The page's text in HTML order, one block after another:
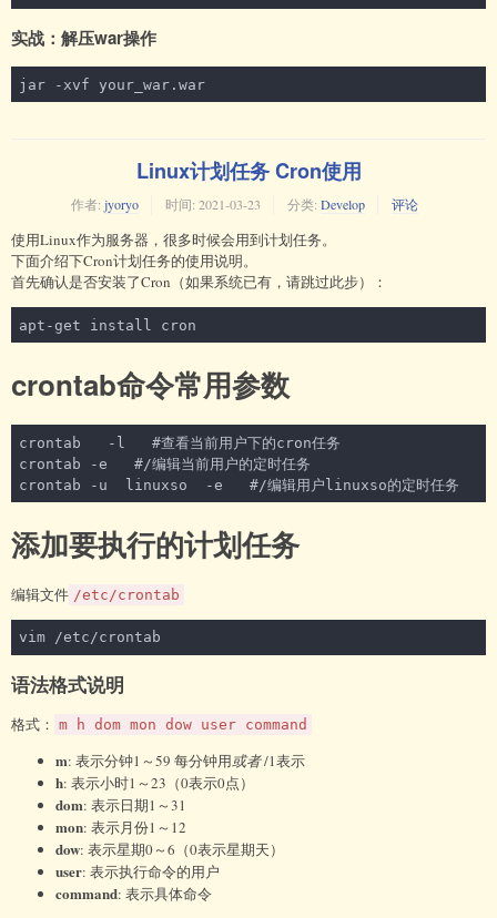
实战：解压war操作
jar -xvf your_war.war
Linux计划任务 Cron使用
作者: jyoryo 时间: 2021-03-23 分类: Develop 评论
使用Linux作为服务器，很多时候会用到计划任务。
下面介绍下Cron计划任务的使用说明。
首先确认是否安装了Cron（如果系统已有，请跳过此步）：
apt-get install cron
crontab命令常用参数
crontab   -l   #查看当前用户下的cron任务
crontab -e   #/编辑当前用户的定时任务
crontab -u  linuxso  -e   #/编辑用户linuxso的定时任务
添加要执行的计划任务
编辑文件 /etc/crontab
vim /etc/crontab
语法格式说明
格式： m h dom mon dow user command
m: 表示分钟1～59 每分钟用或者/1表示
h: 表示小时1～23（0表示0点）
dom: 表示日期1～31
mon: 表示月份1～12
dow: 表示星期0～6（0表示星期天）
user: 表示执行命令的用户
command: 表示具体命令